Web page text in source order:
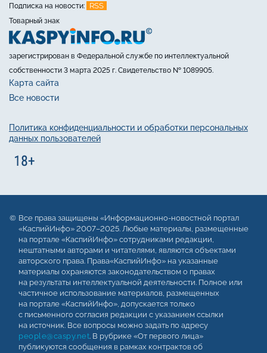
Подписка на новости:
RSS
Товарный знак
зарегистрирован в Федеральной службе по интеллектуальной
собственности 3 марта 2025 г. Свидетельство № 1089905.
Карта сайта
Все новости
Политика конфиденциальности и обработки персональных
данных пользователей
Все права защищены «Информационно-новостной портал
«КаспийИнфо» 2007–2025. Любые материалы, размещенные
на портале «КаспийИнфо» сотрудниками редакции,
нештатными авторами и читателями, являются объектами
авторского права. Права«КаспийИнфо» на указанные
материалы охраняются законодательством о правах
на результаты интеллектуальной деятельности. Полное или
частичное использование материалов, размещенных
на портале «КаспийИнфо», допускается только
с письменного согласия редакции с указанием ссылки
на источник. Все вопросы можно задать по адресу
people@caspy.net. В рубрике «От первого лица»
публикуются сообщения в рамках контрактов об